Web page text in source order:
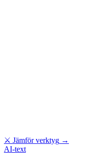
⚔ Jämför verktyg →
AI-text